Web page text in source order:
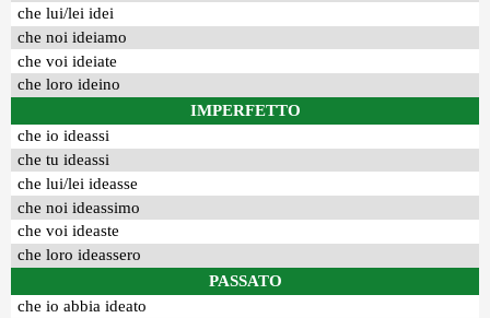
che lui/lei idei
che noi ideiamo
che voi ideiate
che loro ideino
IMPERFETTO
che io ideassi
che tu ideassi
che lui/lei ideasse
che noi ideassimo
che voi ideaste
che loro ideassero
PASSATO
che io abbia ideato